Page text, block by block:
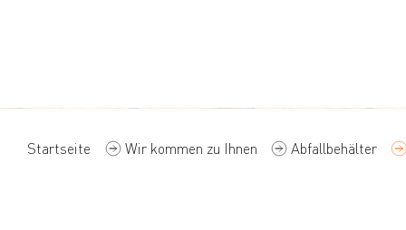
Startseite Wir kommen zu Ihnen Abfallbehälter